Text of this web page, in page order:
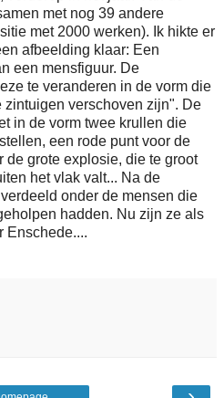
met nog 39 andere
met 2000 werken). Ik hikte er
afbeelding klaar: Een
een mensfiguur. De
te veranderen in de vorm die
zintuigen verschoven zijn". De
in de vorm twee krullen die
een rode punt voor de
de grote explosie, die te groot
het vlak valt... Na de
onder de mensen die
hadden. Nu zijn ze als
Enschede....